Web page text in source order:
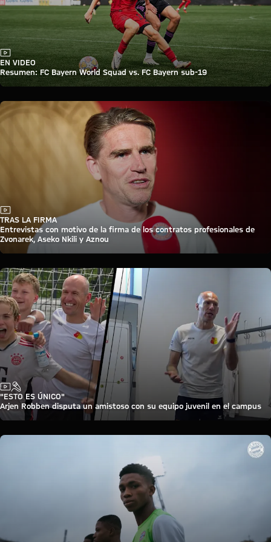
Vídeo
EN VIDEO
Resumen: FC Bayern World Squad vs. FC Bayern sub-19
Vídeo
TRAS LA FIRMA
Entrevistas con motivo de la firma de los contratos profesionales de
Zvonarek, Aseko Nkili y Aznou
VídeoEntrevista
"ESTO ES ÚNICO"
Arjen Robben disputa un amistoso con su equipo juvenil en el campus